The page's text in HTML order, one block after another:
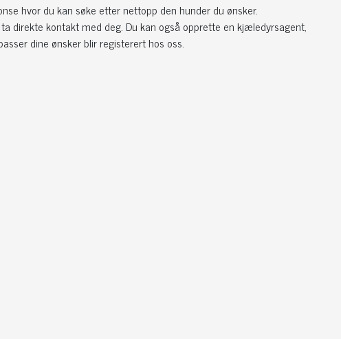
hvor du kan søke etter nettopp den hunder du ønsker.
direkte kontakt med deg. Du kan også opprette en kjæledyrsagent,
dine ønsker blir registerert hos oss.